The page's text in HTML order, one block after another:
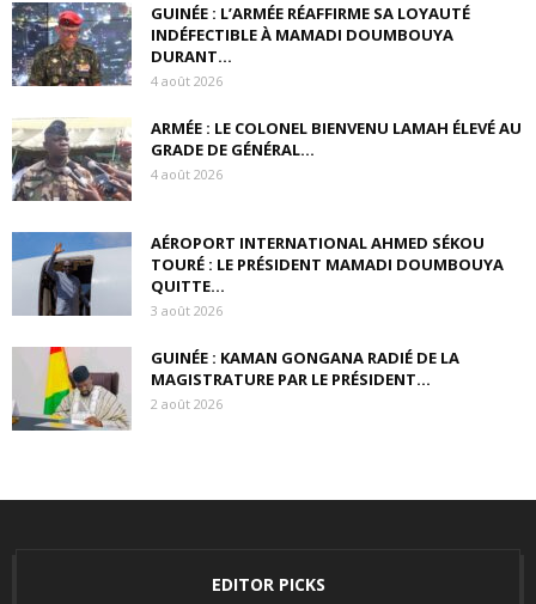
GUINÉE : L’ARMÉE RÉAFFIRME SA LOYAUTÉ
INDÉFECTIBLE À MAMADI DOUMBOUYA
DURANT...
4 août 2026
ARMÉE : LE COLONEL BIENVENU LAMAH ÉLEVÉ AU
GRADE DE GÉNÉRAL...
4 août 2026
AÉROPORT INTERNATIONAL AHMED SÉKOU
TOURÉ : LE PRÉSIDENT MAMADI DOUMBOUYA
QUITTE...
3 août 2026
GUINÉE : KAMAN GONGANA RADIÉ DE LA
MAGISTRATURE PAR LE PRÉSIDENT...
2 août 2026
EDITOR PICKS